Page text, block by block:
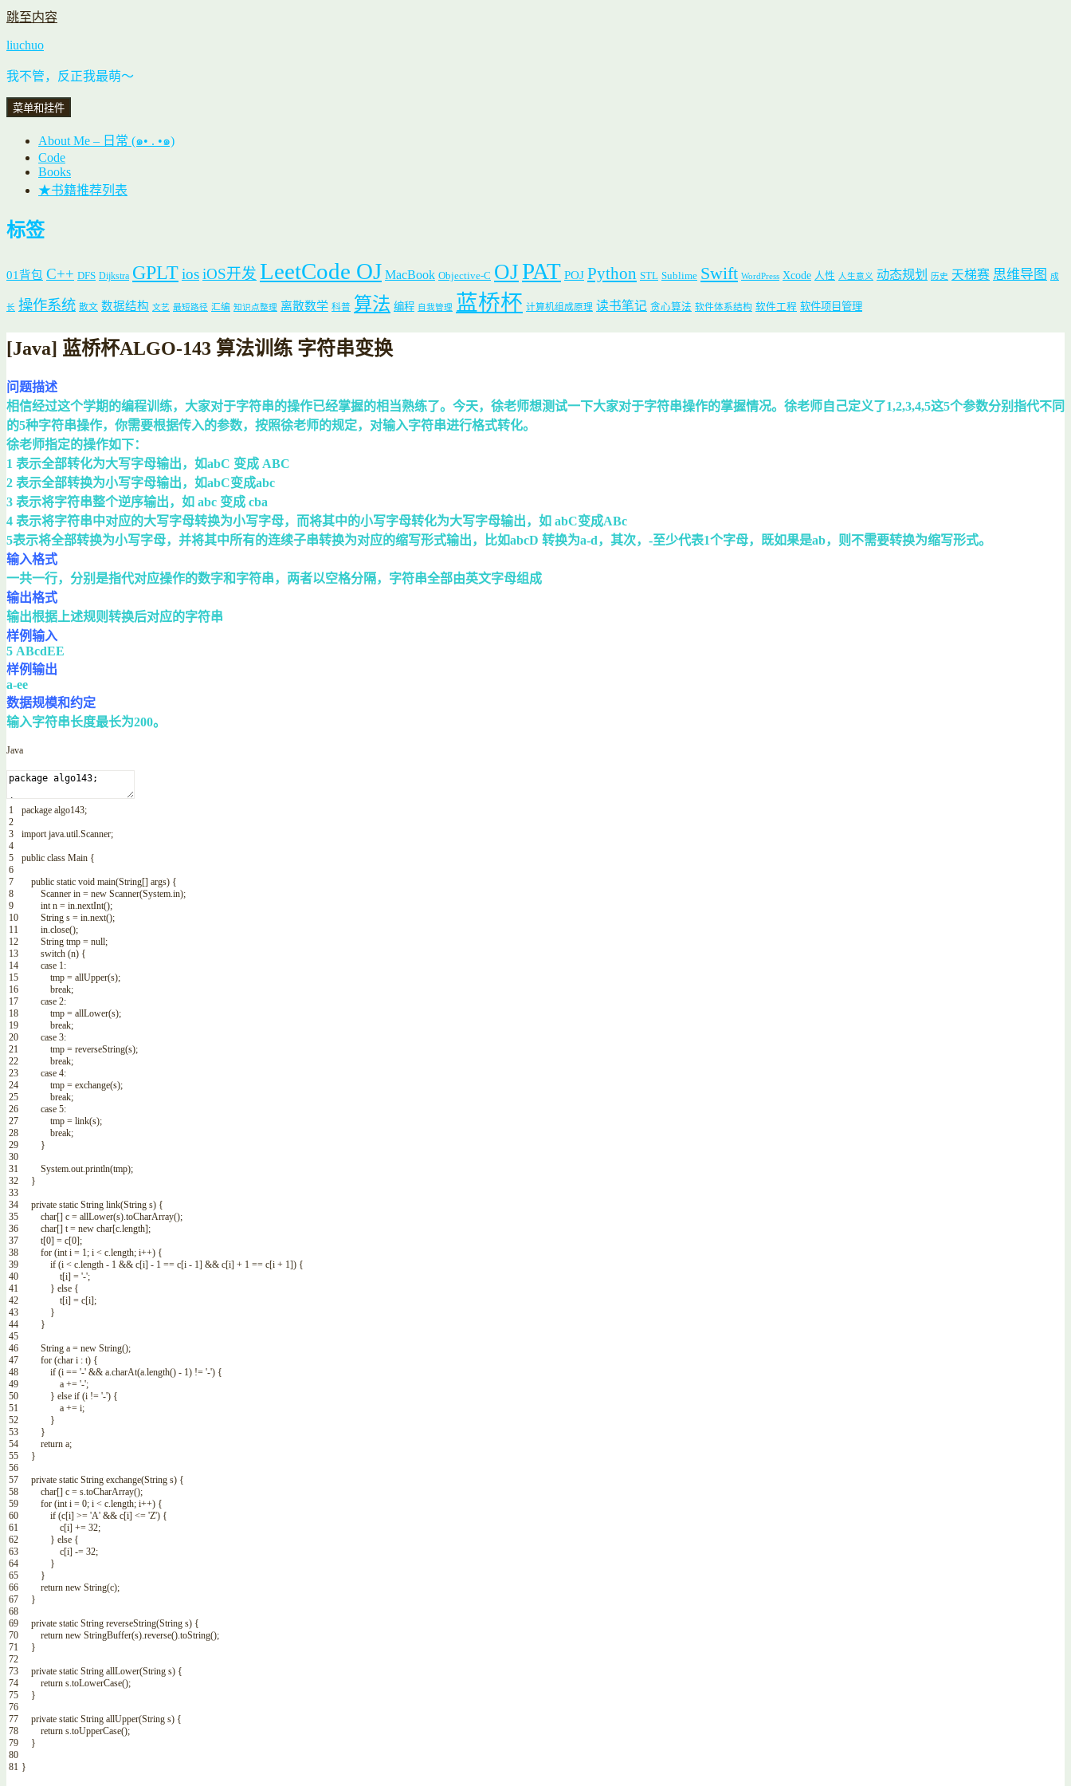
跳至内容
liuchuo
我不管，反正我最萌～
菜单和挂件
About Me – 日常 (๑• . •๑)
Code
Books
★书籍推荐列表
标签
01背包 C++ DFS Dijkstra GPLTiosiOS开发 LeetCode OJ MacBook Objective-C OJPAT POJ Python STL Sublime Swift WordPress Xcode 人性 人生意义 动态规划 历史 天梯赛 思维导图 成
长 操作系统 散文 数据结构 文艺 最短路径 汇编 知识点整理 离散数学 科普 算法 编程 自我管理 蓝桥杯 计算机组成原理 读书笔记 贪心算法 软件体系结构 软件工程 软件项目管理
[Java] 蓝桥杯ALGO-143 算法训练 字符串变换
问题描述
相信经过这个学期的编程训练，大家对于字符串的操作已经掌握的相当熟练了。今天，徐老师想测试一下大家对于字符串操作的掌握情况。徐老师自己定义了1,2,3,4,5这5个参数分别指代不同
的5种字符串操作，你需要根据传入的参数，按照徐老师的规定，对输入字符串进行格式转化。
徐老师指定的操作如下：
1 表示全部转化为大写字母输出，如abC 变成 ABC
2 表示全部转换为小写字母输出，如abC变成abc
3 表示将字符串整个逆序输出，如 abc 变成 cba
4 表示将字符串中对应的大写字母转换为小写字母，而将其中的小写字母转化为大写字母输出，如 abC变成ABc
5表示将全部转换为小写字母，并将其中所有的连续子串转换为对应的缩写形式输出，比如abcD 转换为a-d，其次，-至少代表1个字母，既如果是ab，则不需要转换为缩写形式。
输入格式
一共一行，分别是指代对应操作的数字和字符串，两者以空格分隔，字符串全部由英文字母组成
输出格式
输出根据上述规则转换后对应的字符串
样例输入
5 ABcdEE
样例输出
a-ee
数据规模和约定
输入字符串长度最长为200。
Java
1
2
3
4
5
6
7
8
9
10
11
12
13
14
15
16
17
18
19
20
21
22
23
24
25
26
27
28
29
30
31
32
33
34
35
36
37
38
39
40
41
42
43
44
45
46
47
48
49
50
51
52
53
54
55
56
57
58
59
60
61
62
63
64
65
66
67
68
69
70
71
72
73
74
75
76
77
78
79
80
81
package algo143;
import java.util.Scanner;
public class Main {
public static void main(String[] args) {
Scanner in = new Scanner(System.in);
int n = in.nextInt();
String s = in.next();
in.close();
String tmp = null;
switch (n) {
case 1:
tmp = allUpper(s);
break;
case 2:
tmp = allLower(s);
break;
case 3:
tmp = reverseString(s);
break;
case 4:
tmp = exchange(s);
break;
case 5:
tmp = link(s);
break;
}
System.out.println(tmp);
}
private static String link(String s) {
char[] c = allLower(s).toCharArray();
char[] t = new char[c.length];
t[0] = c[0];
for (int i = 1; i < c.length; i++) {
if (i < c.length - 1 && c[i] - 1 == c[i - 1] && c[i] + 1 == c[i + 1]) {
t[i] = '-';
} else {
t[i] = c[i];
}
}
String a = new String();
for (char i : t) {
if (i == '-' && a.charAt(a.length() - 1) != '-') {
a += '-';
} else if (i != '-') {
a += i;
}
}
return a;
}
private static String exchange(String s) {
char[] c = s.toCharArray();
for (int i = 0; i < c.length; i++) {
if (c[i] >= 'A' && c[i] <= 'Z') {
c[i] += 32;
} else {
c[i] -= 32;
}
}
return new String(c);
}
private static String reverseString(String s) {
return new StringBuffer(s).reverse().toString();
}
private static String allLower(String s) {
return s.toLowerCase();
}
private static String allUpper(String s) {
return s.toUpperCase();
}
}